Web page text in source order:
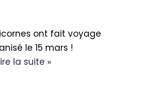
ont fait voyage
le 15 mars !
la suite »